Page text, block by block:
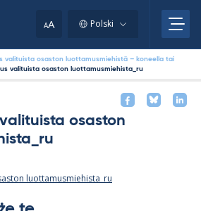
AA Polski
valituista osaston luottamusmiehistä – koneella tai
valituista osaston luottamusmiehista_ru
osaston
luottamusmiehista_ru